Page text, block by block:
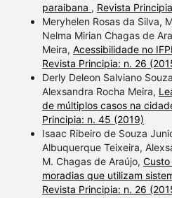
paraibana , Revista
Meryhelen Rosas da Silva,
Nelma Mirian Chagas de
Meira, Acessibilidade no
Revista Principia: n. 26
Derly Deleon Salviano
Alexsandra Rocha Meira,
de múltiplos casos na
Principia: n. 45 (2019)
Isaac Ribeiro de Souza
Albuquerque Teixeira,
M. Chagas de Araújo,
moradias que utilizam
Revista Principia: n. 26